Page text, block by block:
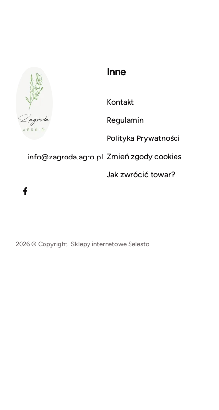
info@zagroda.agro.pl
Inne
Kontakt
Regulamin
Polityka Prywatności
Zmień zgody cookies
Jak zwrócić towar?
2026 © Copyright. Sklepy internetowe Selesto